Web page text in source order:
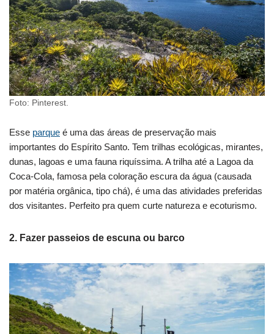
Foto: Pinterest.
Esse parque é uma das áreas de preservação mais
importantes do Espírito Santo. Tem trilhas ecológicas, mirantes,
dunas, lagoas e uma fauna riquíssima. A trilha até a Lagoa da
Coca-Cola, famosa pela coloração escura da água (causada
por matéria orgânica, tipo chá), é uma das atividades preferidas
dos visitantes. Perfeito pra quem curte natureza e ecoturismo.
2. Fazer passeios de escuna ou barco